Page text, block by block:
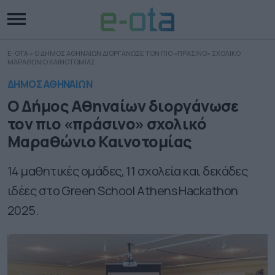
E-OTA » Ο ΔΗΜΟΣ ΑΘΗΝΑΙΩΝ ΔΙΟΡΓΑΝΩΣΕ ΤΟΝ ΠΙΟ «ΠΡΑΣΙΝΟ» ΣΧΟΛΙΚΟ
ΜΑΡΑΘΩΝΙΟ ΚΑΙΝΟΤΟΜΙΑΣ
ΔΗΜΟΣ ΑΘΗΝΑΙΩΝ
Ο Δήμος Αθηναίων διοργάνωσε
τον πιο «πράσινο» σχολικό
Μαραθώνιο Καινοτομίας
14 μαθητικές ομάδες, 11 σχολεία και δεκάδες
ιδέες στο Green School Athens Hackathon
2025.